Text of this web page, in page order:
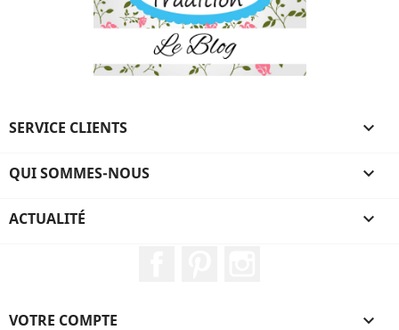
SERVICE CLIENTS 
QUI SOMMES-NOUS 
ACTUALITÉ 
VOTRE COMPTE 